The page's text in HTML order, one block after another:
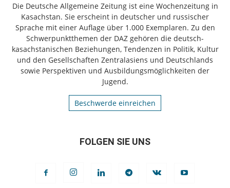
Die Deutsche Allgemeine Zeitung ist eine Wochenzeitung in
Kasachstan. Sie erscheint in deutscher und russischer
Sprache mit einer Auflage über 1.000 Exemplaren. Zu den
Schwerpunktthemen der DAZ gehören die deutsch-
kasachstanischen Beziehungen, Tendenzen in Politik, Kultur
und den Gesellschaften Zentralasiens und Deutschlands
sowie Perspektiven und Ausbildungsmöglichkeiten der
Jugend.
Beschwerde einreichen
FOLGEN SIE UNS